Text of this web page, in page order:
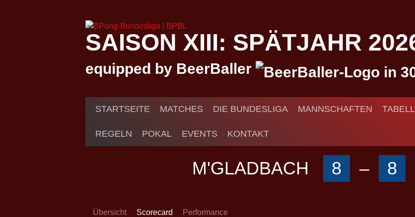
SAISON XIII: SPÄTJAHR
equipped by BeerBaller
STARTSEITE MATCHES DIE BUNDESLIGA MANNSCHAFTEN
REGELN POKAL EVENTS KONTAKT
M'GLADBACH 8 – 8
Übersicht Scorecard Performance